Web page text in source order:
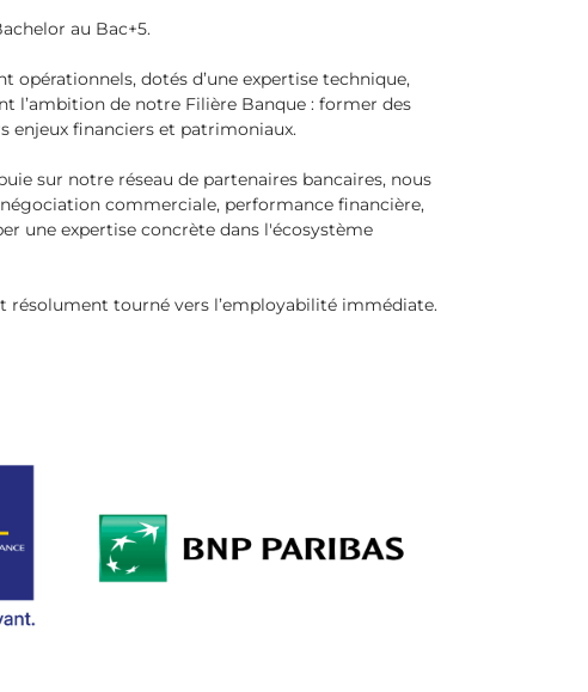
au Bac+5.
dotés d’une expertise technique,
l’ambition de notre Filière Banque : former des
enjeux financiers et patrimoniaux.
sur notre réseau de partenaires bancaires, nous
commerciale, performance financière,
une expertise concrète dans l'écosystème
résolument tourné vers l’employabilité immédiate.